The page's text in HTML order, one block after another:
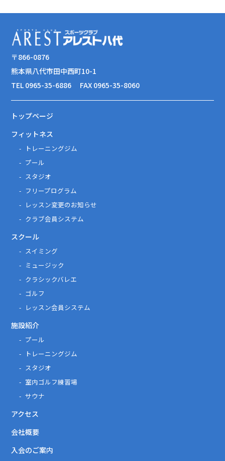
〒866-0876
熊本県八代市田中西町10-1
TEL 0965-35-6886
FAX 0965-35-8060
トップページ
フィットネス
トレーニングジム
プール
スタジオ
フリープログラム
レッスン変更のお知らせ
クラブ会員システム
スクール
スイミング
ミュージック
クラシックバレエ
ゴルフ
レッスン会員システム
施設紹介
プール
トレーニングジム
スタジオ
室内ゴルフ練習場
サウナ
アクセス
会社概要
入会のご案内